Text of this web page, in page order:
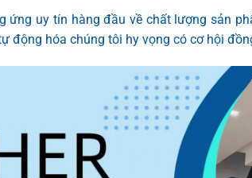
uy tín hàng đầu về chất lượng sản
động hóa chúng tôi hy vọng có cơ hội